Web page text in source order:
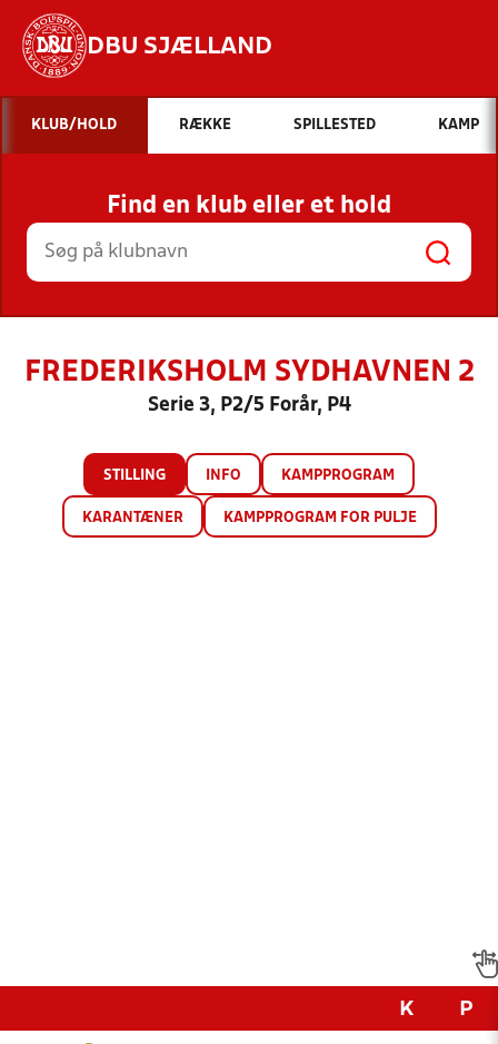
DBU SJÆLLAND
Hvad vil du søge efter?
INDHOLD OG NYHEDER
STILLINGER, RESULTATER, KLUBBER OG
HOLD
KLUB/HOLD RÆKKE SPILLESTED KAMP
Find en klub eller et hold
FREDERIKSHOLM SYDHAVNEN 2
Serie 3, P2/5 Forår, P4
STILLING INFO KAMPPROGRAM
KARANTÆNER KAMPPROGRAM FOR PULJE
K P